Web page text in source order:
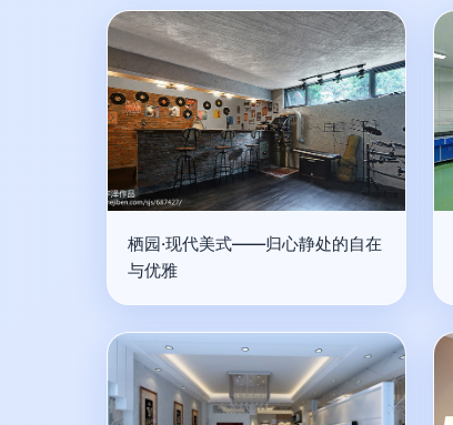
栖园·现代美式——归心静处的自在
与优雅